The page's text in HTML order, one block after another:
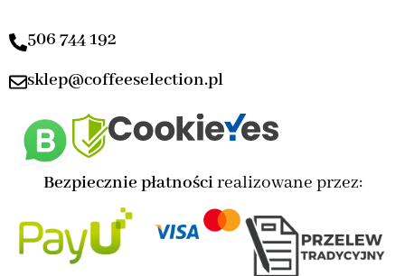
506 744 192
sklep@coffeeselection.pl
Bezpiecznie płatnościrealizowane przez: